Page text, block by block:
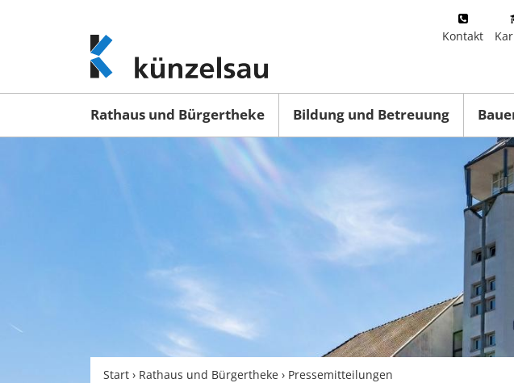
www.kuenzelsau.de
(zur
Startseite)
Kontakt
Rathaus und Bürgertheke Bildung und Betreuung
Start › Rathaus und Bürgertheke › Pressemitteilungen